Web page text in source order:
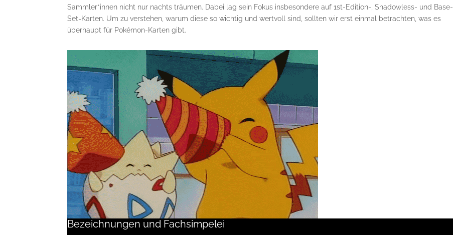
Sammler*innen nicht nur nachts träumen. Dabei lag sein Fokus insbesondere auf 1st-Edition-, Shadowless- und Base-
Set-Karten. Um zu verstehen, warum diese so wichtig und wertvoll sind, sollten wir erst einmal betrachten, was es
überhaupt für Pokémon-Karten gibt.
Bezeichnungen und Fachsimpelei